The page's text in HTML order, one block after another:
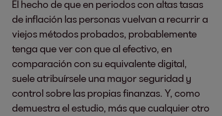
El hecho de que en periodos con altas tasas
de inflación las personas vuelvan a recurrir a
viejos métodos probados, probablemente
tenga que ver con que al efectivo, en
comparación con su equivalente digital,
suele atribuírsele una mayor seguridad y
control sobre las propias finanzas. Y, como
demuestra el estudio, más que cualquier otro